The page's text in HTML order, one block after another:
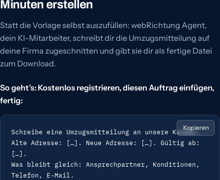
Minuten erstellen
Statt die Vorlage selbst auszufüllen: webRichtung Agent,
dein KI-Mitarbeiter, schreibt dir die Umzugsmitteilung auf
deine Firma zugeschnitten und gibt sie dir als fertige Datei
zum Download.
So geht’s: Kostenlos registrieren, diesen Auftrag einfügen,
fertig:
Kopieren
Schreibe eine Umzugsmitteilung an unsere Kunden.
Alte Adresse: […]. Neue Adresse: […]. Gültig ab:
[…].
Was bleibt gleich: Ansprechpartner, Konditionen,
Telefon, E-Mail.